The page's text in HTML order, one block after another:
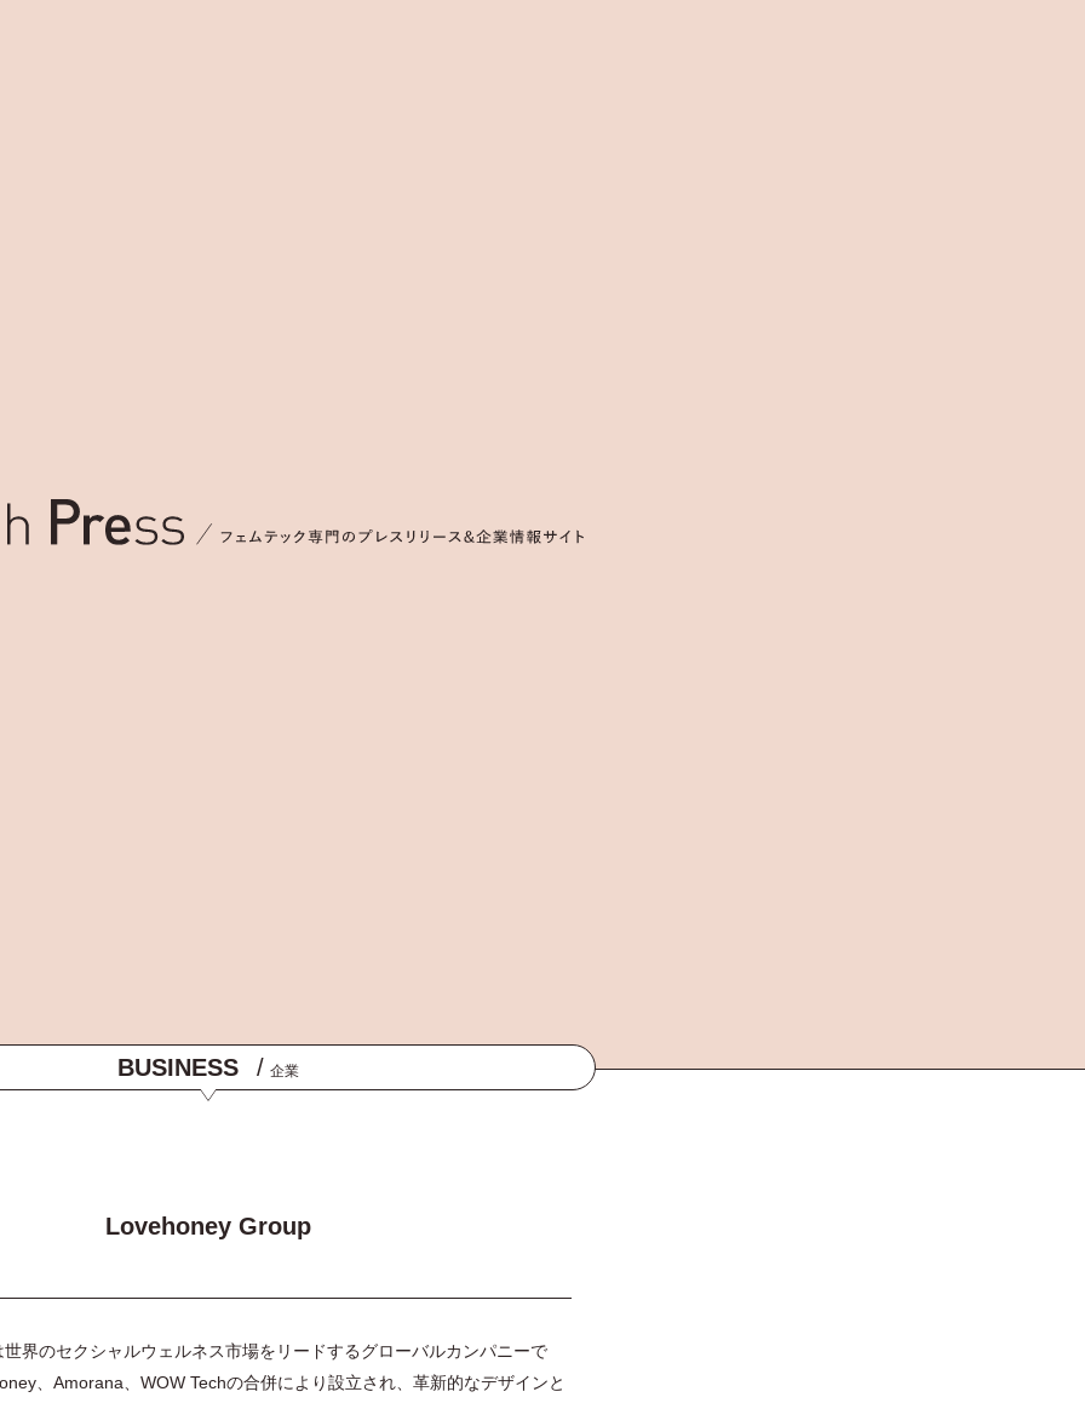
BUSINESS / 企業
Lovehoney Group
界のセクシャルウェルネス市場をリードするグローバルカンパニーで
、Amorana、WOW Techの合併により設立され、革新的なデザインと